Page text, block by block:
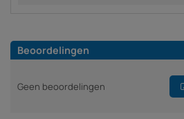
Beoordelingen
Geen beoordelingen